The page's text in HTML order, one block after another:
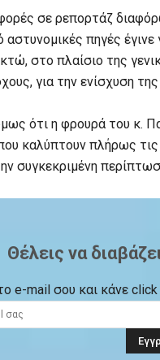
σε ρεπορτάζ
πηγές
στο πλαίσιο της
για την ενίσχυση
ότι η φρουρά του κ.
καλύπτουν πλήρως
συγκεκριμένη
Θέλεις να
e-mail σου και κάνε